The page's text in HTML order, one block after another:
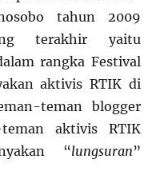
tahun 2009
terakhir yaitu
rangka Festival
aktivis RTIK di
teman blogger
aktivis RTIK
“lungsuran”